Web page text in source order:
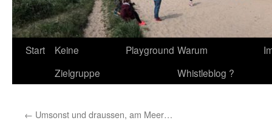
Start
Keine
Zielgruppe
Playground Warum
Whistleblog ?
← Umsonst und draussen, am Meer…